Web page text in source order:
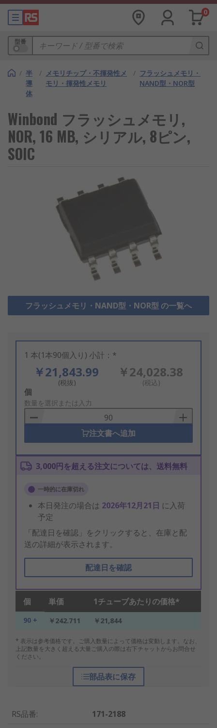
0
型番
/ 半
導
体
/ メモリチップ・不揮発性メ
モリ・揮発性メモリ
/ フラッシュメモリ・
NAND型・NOR型
Winbond フラッシュメモリ,
NOR, 16 MB, シリアル, 8ピン,
SOIC
フラッシュメモリ・NAND型・NOR型 の一覧へ
1 本(1本90個入り) 小計：*
￥21,843.99
(税抜)
￥24,028.38
(税込)
Add
to
Basket
個
数量を選択または入力
注文書へ追加
3,000円を超える注文については、送料無料
一時的に在庫切れ
本日発注の場合は 2026年12月21日 に入荷
予定
「配達日を確認」をクリックすると、在庫と配
送の詳細が表示されます。
配達日を確認
個 単価 1チューブあたりの価格*
90 + ￥242.711 ￥21,844
* 表示は参考価格です。ご購入数量によって価格は変動します。なお、
上記数量を大きく超える大量ご購入の際は右下チャットからお問合せ
ください。
部品表に保存
RS品番:
171-2188